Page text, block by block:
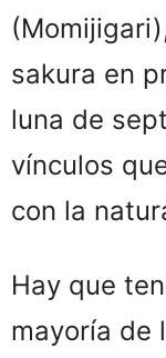
sakura en
luna de
vínculos
con la
Hay que
mayoría de